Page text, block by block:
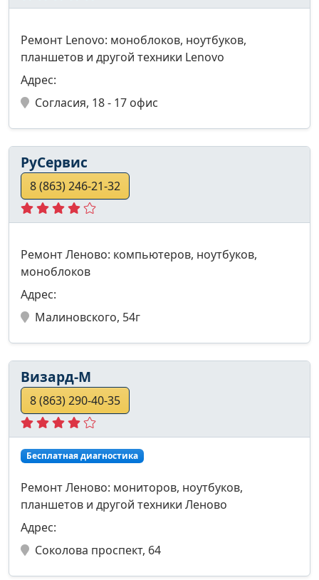
Ремонт Lenovo: моноблоков, ноутбуков,
планшетов и другой техники Lenovo
Адрес:
Согласия, 18 - 17 офис
РуСервис
8 (863) 246-21-32
Ремонт Леново: компьютеров, ноутбуков,
моноблоков
Адрес:
Малиновского, 54г
Визард-М
8 (863) 290-40-35
Бесплатная диагностика
Ремонт Леново: мониторов, ноутбуков,
планшетов и другой техники Леново
Адрес:
Соколова проспект, 64